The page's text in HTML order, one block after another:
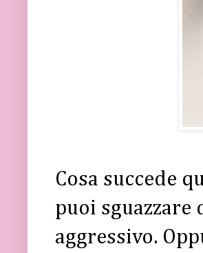
Cosa succede
puoi
aggressivo.